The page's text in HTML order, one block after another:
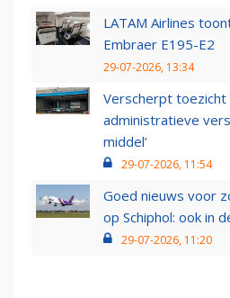
LATAM Airlines
Embraer E195-E2
29-07-2026, 13:34
Verscherpt toezicht
administratieve
middel’
29-07-2026, 11:54
Goed nieuws voor
op Schiphol: ook in
29-07-2026, 11:20